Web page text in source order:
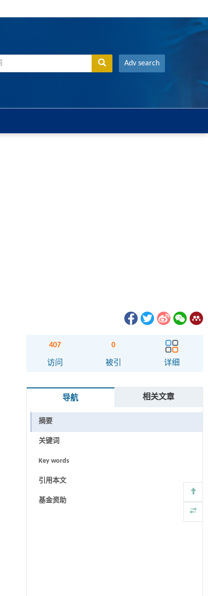
Adv search
407
访问
0
被引 详细
导航 相关文章
摘要
关键词
Key words
引用本文
基金资助